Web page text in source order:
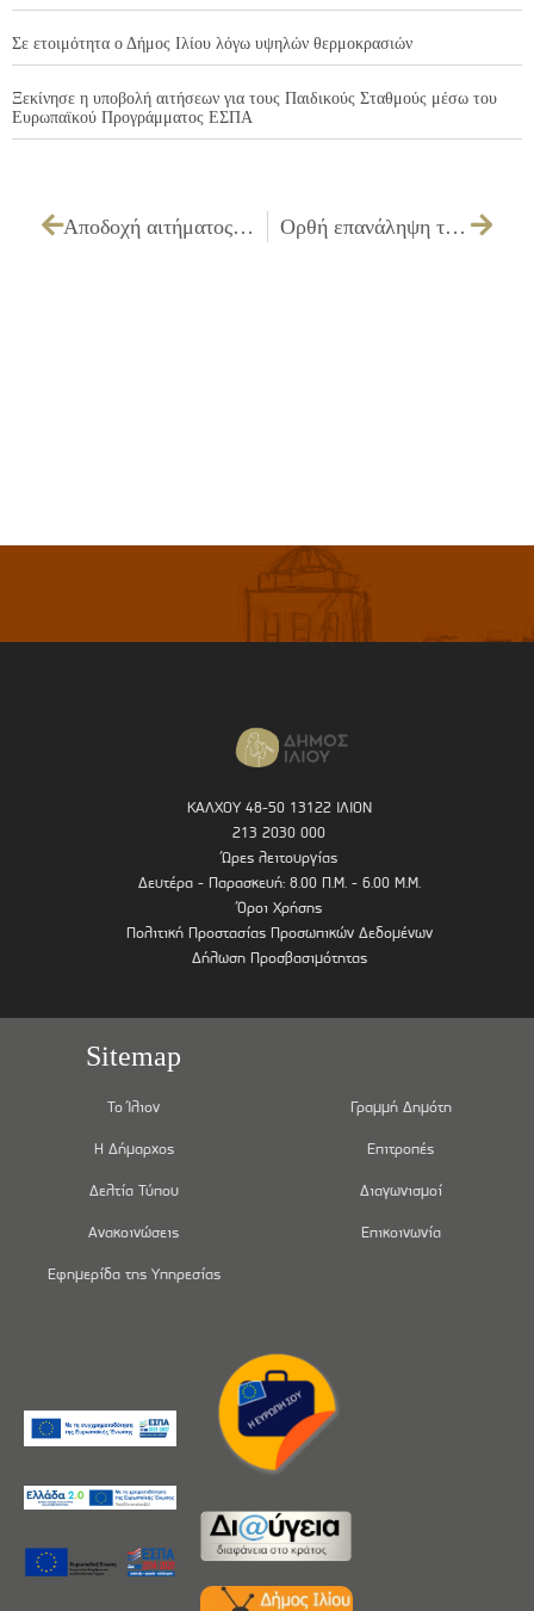
Σε ετοιμότητα ο Δήμος Ιλίου λόγω υψηλών θερμοκρασιών
Ξεκίνησε η υποβολή αιτήσεων για τους Παιδικούς Σταθμούς μέσω του
Ευρωπαϊκού Προγράμματος ΕΣΠΑ
Αποδοχή αιτήματος για απόσπαση υπαλλήλου του Πολιτιστικού Κέντρου στο Δήμο Ιλίου Ορθή επανάληψη της υπ΄αριθμ. απόφασης 113/31-5-2010 (με αρ.πρωτ. 1198/4-6-2010) που αφορά την έγκριση πίστωσης 2.706,00€ για ενοικίαση ηχητικού – φωτιστικού εξοπλισμού για εκδηλώσεις από 23/6/2010 έως 28/6/2010.
ΚΑΛΧΟΥ 48-50 13122 ΙΛΙΟΝ
213 2030 000
Ώρες λειτουργίας
Δευτέρα - Παρασκευή: 8.00 Π.Μ. - 6.00 Μ.Μ.
Όροι Χρήσης
Πολιτική Προστασίας Προσωπικών Δεδομένων
Δήλωση Προσβασιμότητας
Sitemap
Το Ίλιον
Η Δήμαρχος
Δελτία Τύπου
Ανακοινώσεις
Εφημερίδα της Υπηρεσίας
Γραμμή Δημότη
Επιτροπές
Διαγωνισμοί
Επικοινωνία